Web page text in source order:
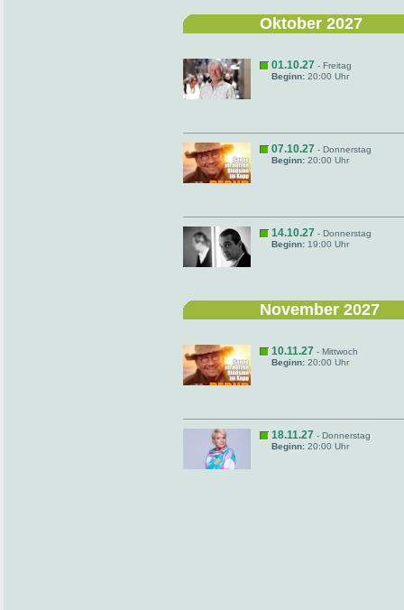
Oktober 2027
01.10.27 - Freitag
Beginn: 20:00 Uhr
07.10.27 - Donnerstag
Beginn: 20:00 Uhr
14.10.27 - Donnerstag
Beginn: 19:00 Uhr
November 2027
10.11.27 - Mittwoch
Beginn: 20:00 Uhr
18.11.27 - Donnerstag
Beginn: 20:00 Uhr